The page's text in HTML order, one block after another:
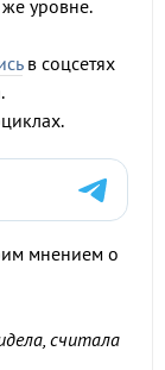
уровне.
в соцсетях
мнением о
считала